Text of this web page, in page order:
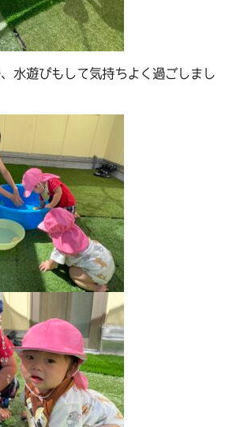
水遊びもして気持ちよく過ごしまし